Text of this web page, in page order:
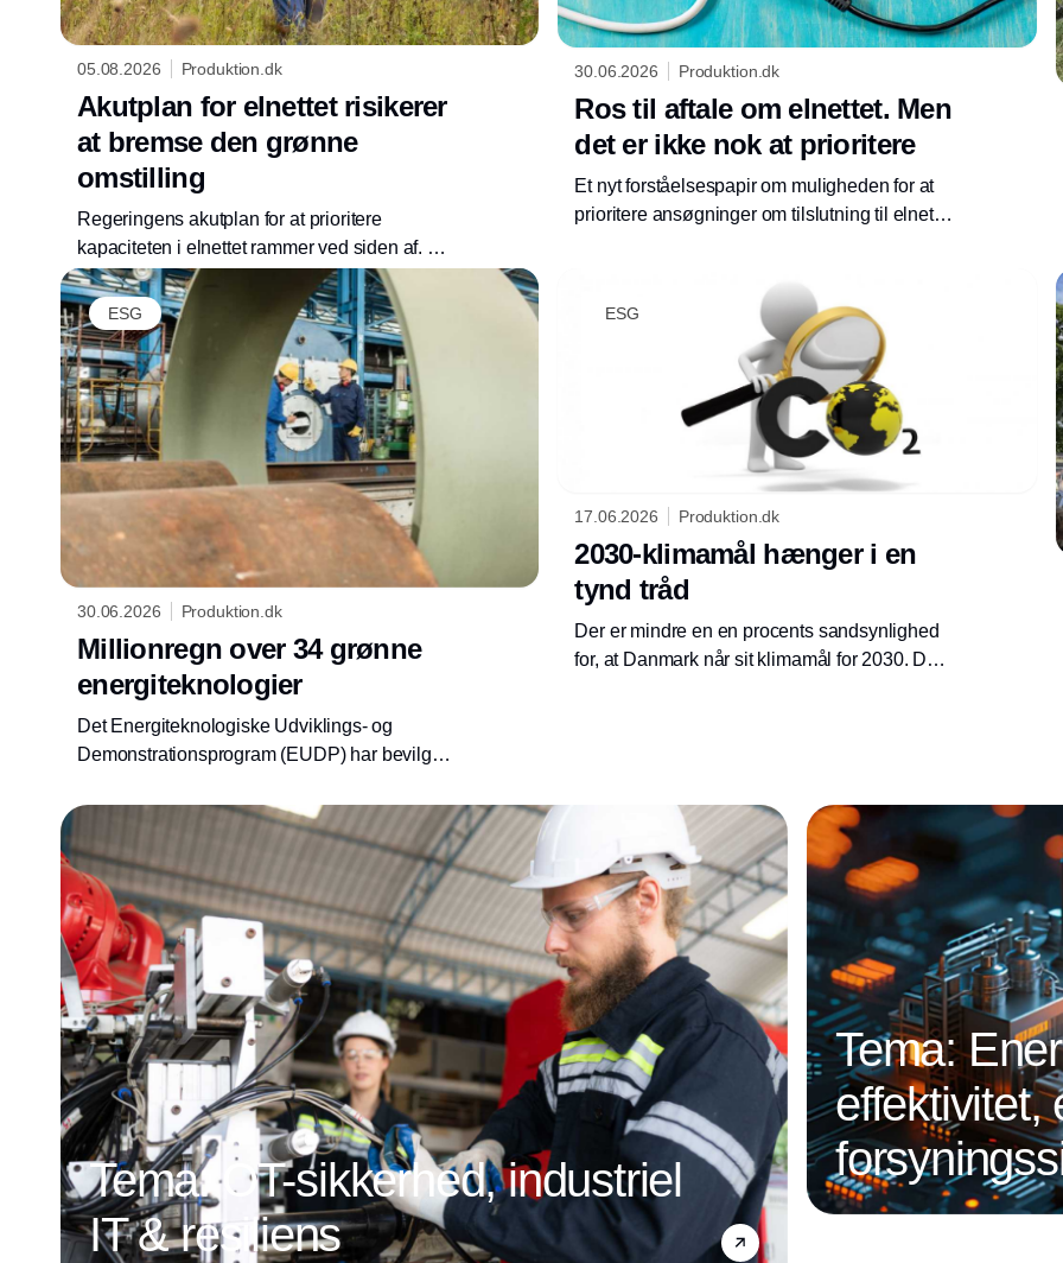
05.08.2026 Produktion.dk
Akutplan for elnettet risikerer
at bremse den grønne
omstilling
Regeringens akutplan for at prioritere
kapaciteten i elnettet rammer ved siden af. Det
mener EWII, som i et høringssvar advarer om,
at lovforslaget kan skabe usikkerhed, forsinke
elektrificeringen og gøre det sværere for
virksomheder at investere.
30.06.2026 Produktion.dk
Ros til aftale om elnettet. Men
det er ikke nok at prioritere
Et nyt forståelsespapir om muligheden for at
prioritere ansøgninger om tilslutning til elnettet
muligheder, der bør bringes i spil.
Annonce
ESG
30.06.2026 Produktion.dk
Millionregn over 34 grønne
energiteknologier
Det Energiteknologiske Udviklings- og
Demonstrationsprogram (EUDP) har bevilget i
skal udvikle og demonstrere nye
energiteknologier til den grønne omstilling.
ESG
17.06.2026 Produktion.dk
2030-klimamål hænger i en
tynd tråd
Der er mindre en en procents sandsynlighed
for, at Danmark når sit klimamål for 2030. Det
Tema: OT-sikkerhed, industriel
IT & resiliens
Tema:
effektivitet,